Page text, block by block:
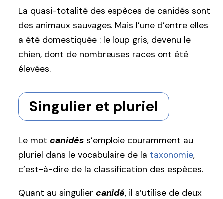
La quasi-totalité des espèces de canidés sont
des animaux sauvages. Mais l’une d’entre elles
a été domestiquée : le loup gris, devenu le
chien, dont de nombreuses races ont été
élevées.
Singulier et pluriel
Le mot canidés s’emploie couramment au
pluriel dans le vocabulaire de la taxonomie,
c’est-à-dire de la classification des espèces.
Quant au singulier canidé, il s’utilise de deux